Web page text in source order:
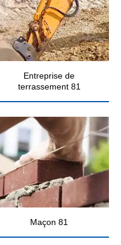
Entreprise de
terrassement 81
Maçon 81